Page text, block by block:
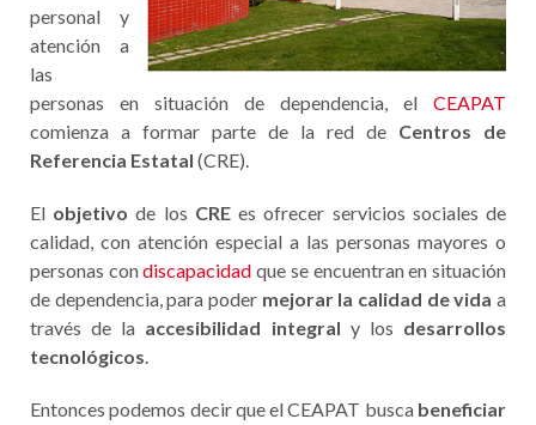
personal y
atención a
las
personas en situación de dependencia, el CEAPAT
comienza a formar parte de la red de Centros de
Referencia Estatal (CRE).
El objetivo de los CREes ofrecer servicios sociales de
calidad, con atención especial a las personas mayores o
personas condiscapacidad que se encuentran en situación
de dependencia, para poder mejorar la calidad de vida a
través de la accesibilidad integral y los desarrollos
tecnológicos.
Entonces podemos decir que el CEAPAT busca beneficiar